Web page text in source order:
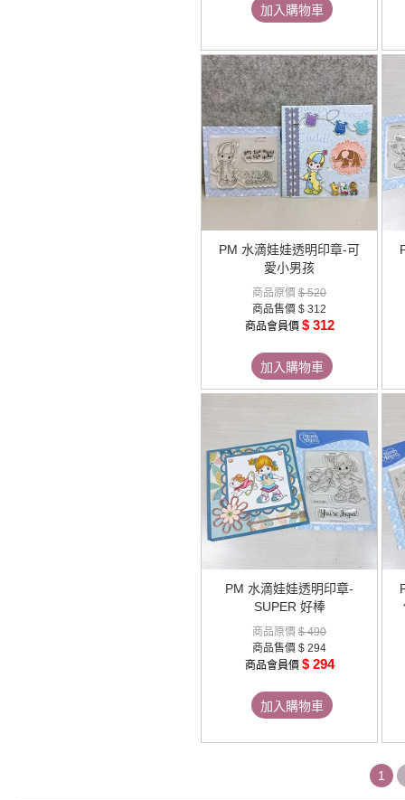
加入購物車
PM 水滴娃娃透明印章-可
愛小男孩
商品原價 $ 520
商品售價 $ 312
商品會員價 $ 312
加入購物車
PM 水滴娃娃透明印章-
SUPER 好棒
商品原價 $ 490
商品售價 $ 294
商品會員價 $ 294
加入購物車
1